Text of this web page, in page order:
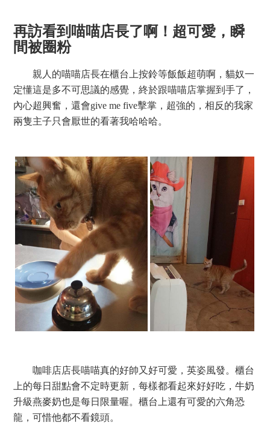
再訪看到喵喵店長了啊！超可愛，瞬
間被圈粉
親人的喵喵店長在櫃台上按鈴等飯飯超萌啊，貓奴一
定懂這是多不可思議的感覺，終於跟喵喵店掌握到手了，
內心超興奮，還會give me five擊掌，超強的，相反的我家
兩隻主子只會厭世的看著我哈哈哈。
咖啡店店長喵喵真的好帥又好可愛，英姿風發。櫃台
上的每日甜點會不定時更新，每樣都看起來好好吃，牛奶
升級燕麥奶也是每日限量喔。櫃台上還有可愛的六角恐
龍，可惜他都不看鏡頭。